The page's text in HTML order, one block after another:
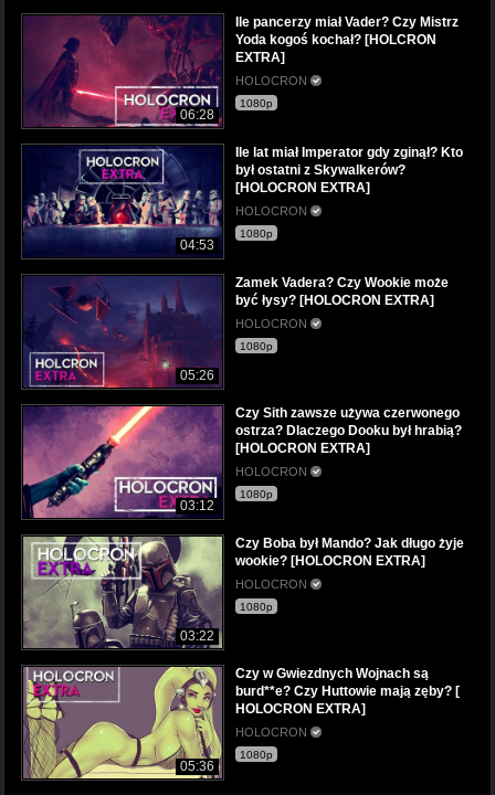
06:28
Ile pancerzy miał Vader? Czy Mistrz
Yoda kogoś kochał? [HOLCRON
EXTRA]
HOLOCRON
1080p
04:53
Ile lat miał Imperator gdy zginął? Kto
był ostatni z Skywalkerów?
[HOLOCRON EXTRA]
HOLOCRON
1080p
05:26
Zamek Vadera? Czy Wookie może
być łysy? [HOLOCRON EXTRA]
HOLOCRON
1080p
03:12
Czy Sith zawsze używa czerwonego
ostrza? Dlaczego Dooku był hrabią?
[HOLOCRON EXTRA]
HOLOCRON
1080p
03:22
Czy Boba był Mando? Jak długo żyje
wookie? [HOLOCRON EXTRA]
HOLOCRON
1080p
05:36
Czy w Gwiezdnych Wojnach są
burd**e? Czy Huttowie mają zęby? [
HOLOCRON EXTRA]
HOLOCRON
1080p